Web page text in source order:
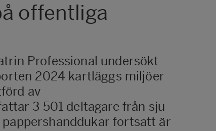
offentliga
Professional undersökt
2024 kartläggs miljöer
av
3 501 deltagare från sju
fortsatt är